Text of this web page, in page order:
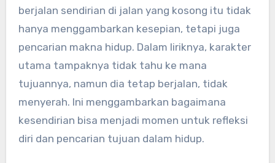
berjalan sendirian di jalan yang kosong itu tidak
hanya menggambarkan kesepian, tetapi juga
pencarian makna hidup. Dalam liriknya, karakter
utama tampaknya tidak tahu ke mana
tujuannya, namun dia tetap berjalan, tidak
menyerah. Ini menggambarkan bagaimana
kesendirian bisa menjadi momen untuk refleksi
diri dan pencarian tujuan dalam hidup.